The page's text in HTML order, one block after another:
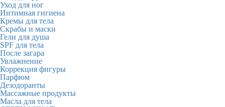
Уход для ног
Интимная гигиена
Кремы для тела
Скрабы и маски
Гели для душа
SPF для тела
После загара
Увлажнение
Коррекция фигуры
Парфюм
Дезодоранты
Массажные продукты
Масла для тела